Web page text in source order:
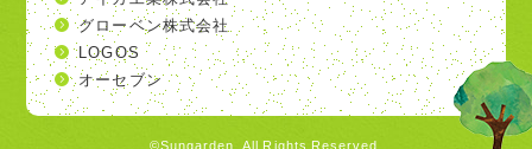
グローベン株式会社
LOGOS
オーセブン